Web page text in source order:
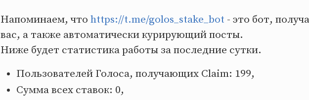
Напоминаем, что https://t.me/golos_stake_bot - это бот,
вас, а также автоматически курирующий посты.
Ниже будет статистика работы за последние сутки.
Пользователей Голоса, получающих Claim: 199,
Сумма всех ставок: 0,